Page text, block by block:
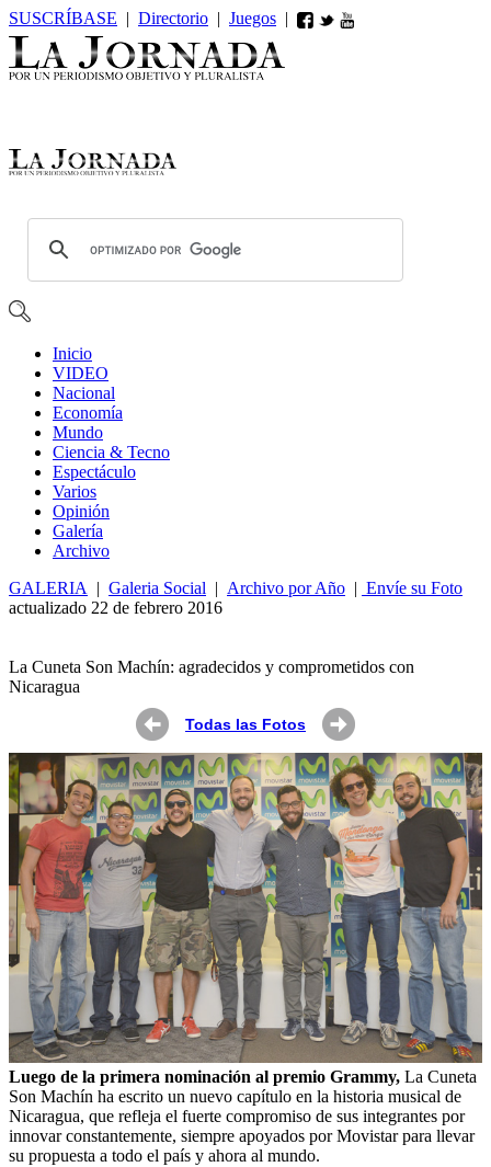
SUSCRÍBASE | Directorio | Juegos |
Inicio
VIDEO
Nacional
Economía
Mundo
Ciencia & Tecno
Espectáculo
Varios
Opinión
Galería
Archivo
GALERIA
| Galeria Social | Archivo por Año | Envíe su Foto
actualizado 22 de febrero 2016
La Cuneta Son Machín: agradecidos y comprometidos con
Nicaragua
Todas las Fotos
Luego de la primera nominación al premio Grammy, La Cuneta
Son Machín ha escrito un nuevo capítulo en la historia musical de
Nicaragua, que refleja el fuerte compromiso de sus integrantes por
innovar constantemente, siempre apoyados por Movistar para llevar
su propuesta a todo el país y ahora al mundo.